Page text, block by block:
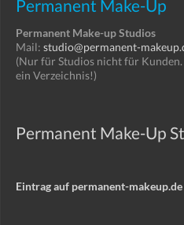
Permanent Make-Up
Permanent Make-up Studios
Mail: studio@permanent-
(Nur für Studios nicht für
ein Verzeichnis!)
Permanent Make-Up
Eintrag auf permanent-makeup.de